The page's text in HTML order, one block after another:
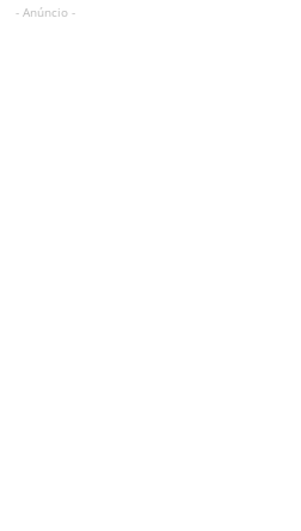
- Anúncio -